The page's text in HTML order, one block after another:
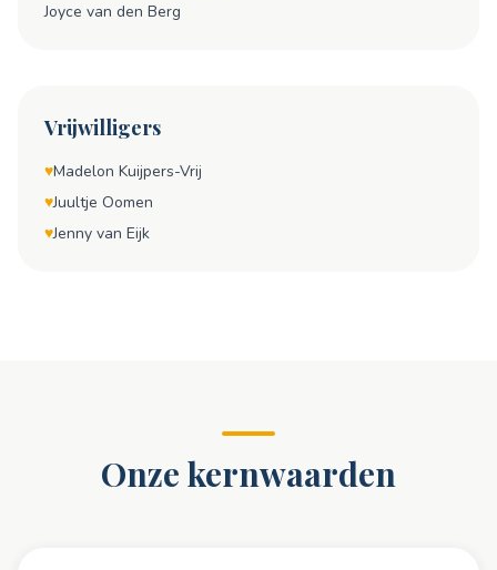
Joyce van den Berg
Vrijwilligers
♥Madelon Kuijpers-Vrij
♥Juultje Oomen
♥Jenny van Eijk
Onze kernwaarden